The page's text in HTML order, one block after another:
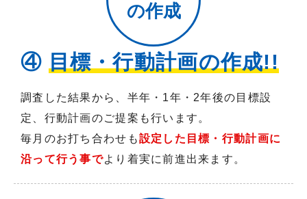
の作成
④ 目標・行動計画の作成!!
調査した結果から、半年・1年・2年後の目標設
定、行動計画のご提案も行います。
毎月のお打ち合わせも設定した目標・行動計画に
沿って行う事でより着実に前進出来ます。